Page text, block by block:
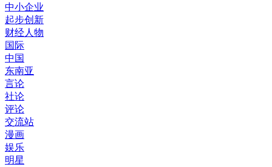
中小企业
起步创新
财经人物
国际
中国
东南亚
言论
社论
评论
交流站
漫画
娱乐
明星